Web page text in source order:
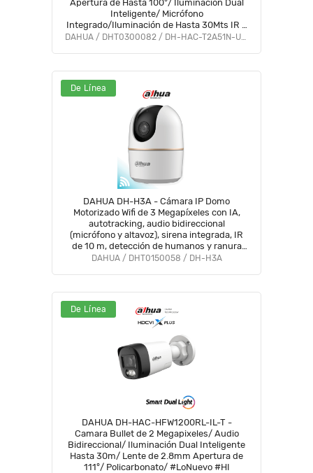
Apertura de Hasta 100°/ Iluminación Dual
Inteligente/ Micrófono
Integrado/Iluminación de Hasta 30Mts IR +
20Mts Luz Calida/Metal/IP67/Para
DAHUA / DHT0300082 / DH-HAC-T2A51N-U-IL-A
De Línea
DAHUA DH-H3A - Cámara IP Domo
Motorizado Wifi de 3 Megapíxeles con IA,
autotracking, audio bidireccional
(micrófono y altavoz), sirena integrada, IR
de 10 m, detección de humanos y ranura
MicroSD #WiFiDahua #ANIVDICW
DAHUA / DHT0150058 / DH-H3A
De Línea
DAHUA DH-HAC-HFW1200RL-IL-T -
Camara Bullet de 2 Megapixeles/ Audio
Bidireccional/ Iluminación Dual Inteligente
Hasta 30m/ Lente de 2.8mm Apertura de
111°/ Policarbonato/ #LoNuevo #HI